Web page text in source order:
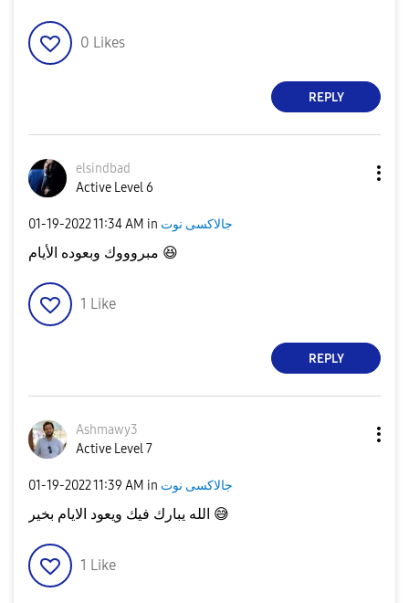
0 Likes
REPLY
elsindbad
Active Level 6
‎01-19-202211:34 AM in جالاكسى نوت
😆
1 Like
REPLY
Ashmawy3
Active Level 7
‎01-19-202211:39 AM in جالاكسى نوت
😅
1 Like